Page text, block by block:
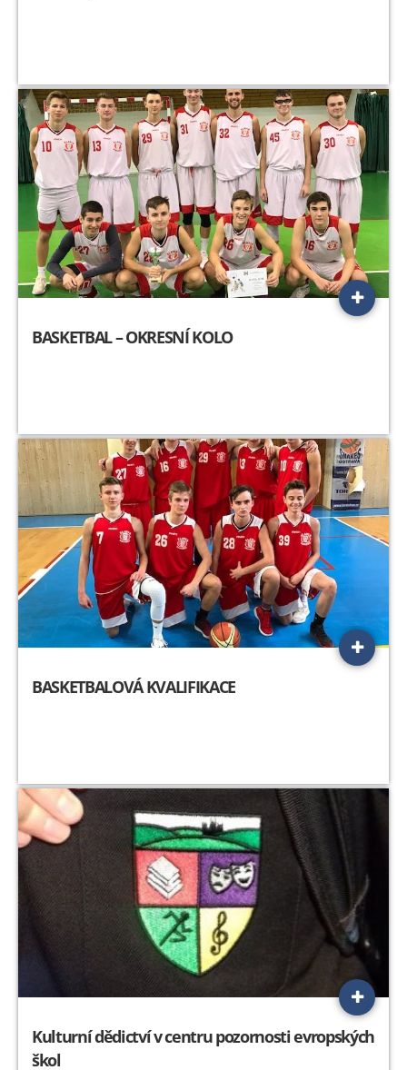
BASKETBAL – OKRESNÍ KOLO
BASKETBALOVÁ KVALIFIKACE
Kulturní dědictví v centru pozornosti evropských
škol